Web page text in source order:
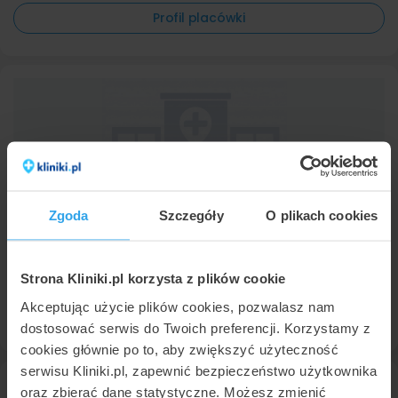
Zgoda Szczegóły O plikach cookies
Strona Kliniki.pl korzysta z plików cookie
Akceptując użycie plików cookies, pozwalasz nam
dostosować serwis do Twoich preferencji. Korzystamy z
cookies głównie po to, aby zwiększyć użyteczność
serwisu Kliniki.pl, zapewnić bezpieczeństwo użytkownika
oraz zbierać dane statystyczne. Możesz zmienić
Profil placówki
CM LUX MED Toruń
9,3• Znakomita•1193 opinii
Profil placówki